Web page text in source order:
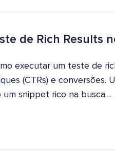
de Rich Results
executar um teste de
(CTRs) e conversões.
um snippet rico na busca…